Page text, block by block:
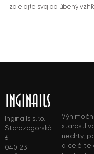
zdieľajte svoj obľúbený
Inginails s.r.o.
Starozagorská
6
040 23
nechty,
a celé